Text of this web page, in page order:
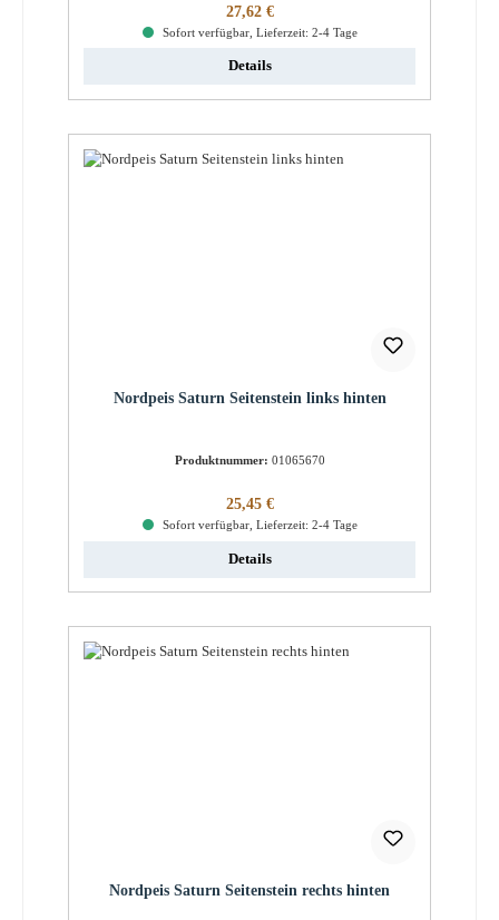
Regulärer Preis:
27,62 €
Sofort verfügbar, Lieferzeit: 2-4 Tage
Details
Nordpeis Saturn Seitenstein links hinten
Produktnummer: 01065670
Regulärer Preis:
25,45 €
Sofort verfügbar, Lieferzeit: 2-4 Tage
Details
Nordpeis Saturn Seitenstein rechts hinten